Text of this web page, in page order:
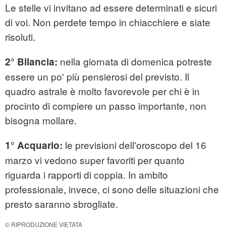
Le stelle vi invitano ad essere determinati e sicuri
di voi. Non perdete tempo in chiacchiere e siate
risoluti.
2° Bilancia: nella giornata di domenica potreste
essere un po' più pensierosi del previsto. Il
quadro astrale è molto favorevole per chi è in
procinto di compiere un passo importante, non
bisogna mollare.
1° Acquario: le previsioni dell'oroscopo del 16
marzo vi vedono super favoriti per quanto
riguarda i rapporti di coppia. In ambito
professionale, invece, ci sono delle situazioni che
presto saranno sbrogliate.
© RIPRODUZIONE VIETATA